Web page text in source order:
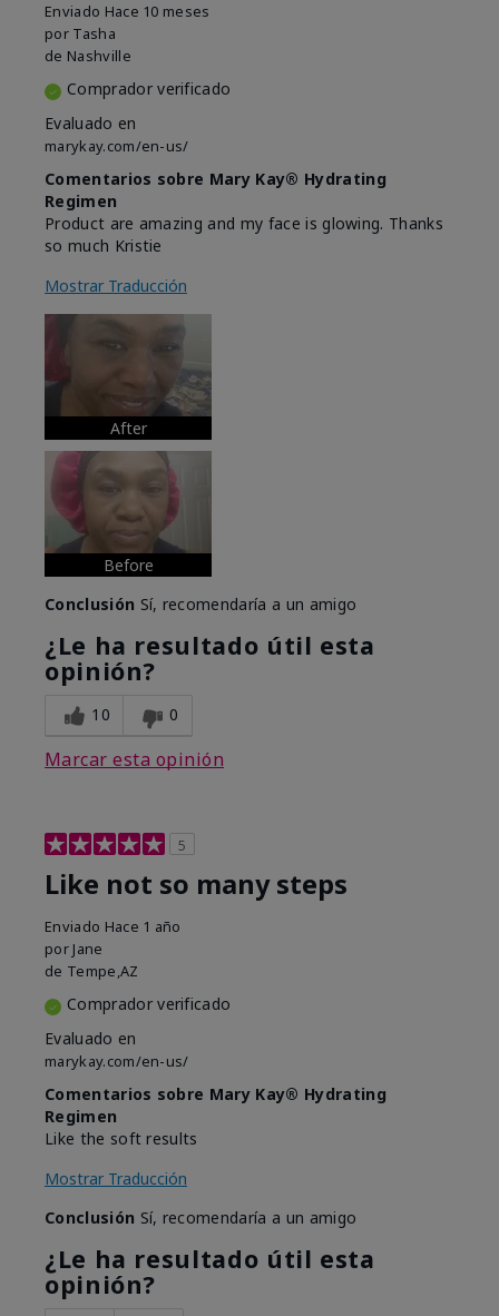
Enviado Hace 10 meses
por Tasha
de Nashville
Comprador verificado
Evaluado en
marykay.com/en-us/
Comentarios sobre Mary Kay® Hydrating
Regimen
Product are amazing and my face is glowing. Thanks
so much Kristie
Mostrar Traducción
After
Before
Conclusión Sí, recomendaría a un amigo
¿Le ha resultado útil esta
opinión?
10 0
Marcar esta opinión
5
Like not so many steps
Enviado Hace 1 año
por Jane
de Tempe,AZ
Comprador verificado
Evaluado en
marykay.com/en-us/
Comentarios sobre Mary Kay® Hydrating
Regimen
Like the soft results
Mostrar Traducción
Conclusión Sí, recomendaría a un amigo
¿Le ha resultado útil esta
opinión?